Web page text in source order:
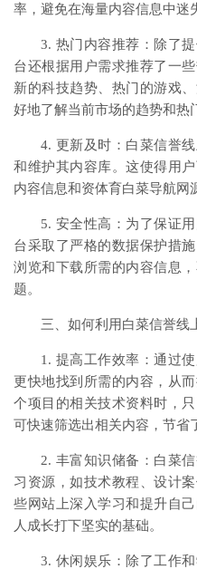
率，避免在海量内容信息中迷
3. 热门内容推荐：除了
台还根据用户需求推荐了一
新的科技趋势、热门的游戏
好地了解当前市场的趋势和热
4. 更新及时：白菜信誉
和维护其内容库。这使得用
内容信息和资体育白菜导航网
5. 安全性高：为了保证
台采取了严格的数据保护措
浏览和下载所需的内容信息
题。
三、如何利用白菜信誉线
1. 提高工作效率：通过
更快地找到所需的内容，从
个项目的相关技术资料时，
可快速筛选出相关内容，节省
2. 丰富知识储备：白菜
习资源，如技术教程、设计
些网站上深入学习和提升自
人成长打下坚实的基础。
3. 休闲娱乐：除了工作